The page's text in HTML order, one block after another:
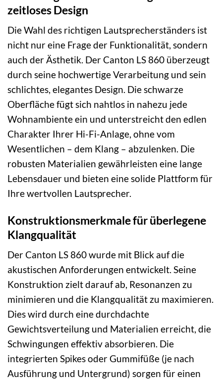
zeitloses Design
Die Wahl des richtigen Lautsprecherständers ist
nicht nur eine Frage der Funktionalität, sondern
auch der Ästhetik. Der Canton LS 860 überzeugt
durch seine hochwertige Verarbeitung und sein
schlichtes, elegantes Design. Die schwarze
Oberfläche fügt sich nahtlos in nahezu jede
Wohnambiente ein und unterstreicht den edlen
Charakter Ihrer Hi-Fi-Anlage, ohne vom
Wesentlichen – dem Klang – abzulenken. Die
robusten Materialien gewährleisten eine lange
Lebensdauer und bieten eine solide Plattform für
Ihre wertvollen Lautsprecher.
Konstruktionsmerkmale für überlegene
Klangqualität
Der Canton LS 860 wurde mit Blick auf die
akustischen Anforderungen entwickelt. Seine
Konstruktion zielt darauf ab, Resonanzen zu
minimieren und die Klangqualität zu maximieren.
Dies wird durch eine durchdachte
Gewichtsverteilung und Materialien erreicht, die
Schwingungen effektiv absorbieren. Die
integrierten Spikes oder Gummifüße (je nach
Ausführung und Untergrund) sorgen für einen